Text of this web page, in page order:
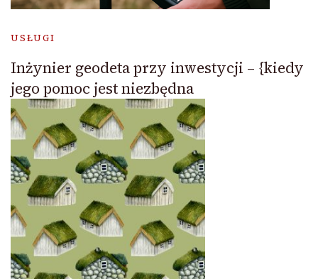
USŁUGI
Inżynier geodeta przy inwestycji – {kiedy
jego pomoc jest niezbędna